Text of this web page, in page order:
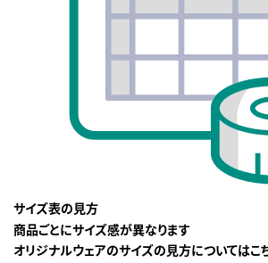
サイズ表の見方
商品ごとにサイズ感が異なります
オリジナルウェアのサイズの見方についてはこ